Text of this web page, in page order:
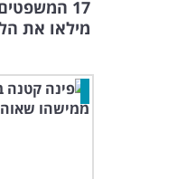
17
מילאו את